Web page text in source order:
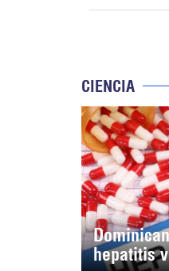
CIENCIA
hepatitis